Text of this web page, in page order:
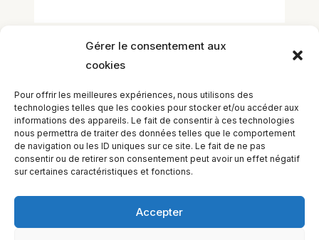
Gérer le consentement aux
cookies
Pour offrir les meilleures expériences, nous utilisons des
technologies telles que les cookies pour stocker et/ou accéder aux
informations des appareils. Le fait de consentir à ces technologies
nous permettra de traiter des données telles que le comportement
de navigation ou les ID uniques sur ce site. Le fait de ne pas
consentir ou de retirer son consentement peut avoir un effet négatif
sur certaines caractéristiques et fonctions.
Accepter
Laisser un commentaire
un commentaire.